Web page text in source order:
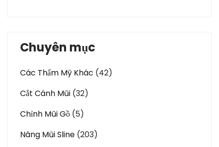
Chuyên mục
Các Thẩm Mỹ Khác (42)
Cắt Cánh Mũi (32)
Chỉnh Mũi Gồ (5)
Nâng Mũi Sline (203)